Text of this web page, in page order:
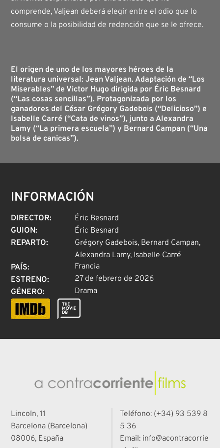
comprende, Valjean deberá elegir entre el odio que lo
consume o la posibilidad de redención que se le ofrece.
El origen de uno de los mayores héroes de la
literatura universal: Jean Valjean. Adaptación de “Los
Miserables” de Victor Hugo dirigida por Éric Besnard
(“Las cosas sencillas”). Protagonizada por los
ganadores del César Grégory Gadebois (“Delicioso”) e
Isabelle Carré (“Cata de vinos”), junto a Alexandra
Lamy (“La primera escuela”) y Bernard Campan (“Una
bolsa de canicas”).
INFORMACIÓN
DIRECTOR:
Éric Besnard
GUION:
Éric Besnard
REPARTO:
Grégory Gadebois, Bernard Campan,
Alexandra Lamy, Isabelle Carré
PAÍS:
Francia
ESTRENO:
27 de febrero de 2026
GÉNERO: Drama
Lincoln, 11
Barcelona (Barcelona)
08006, España
Teléfono: (+34) 93 539 8
5 36
Email: info@acontracorrie